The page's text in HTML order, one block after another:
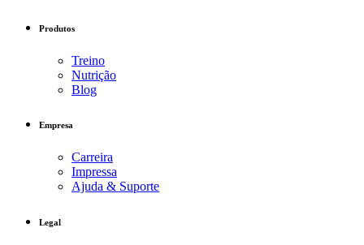
Produtos
Treino
Nutrição
Blog
Empresa
Carreira
Impressa
Ajuda & Suporte
Legal